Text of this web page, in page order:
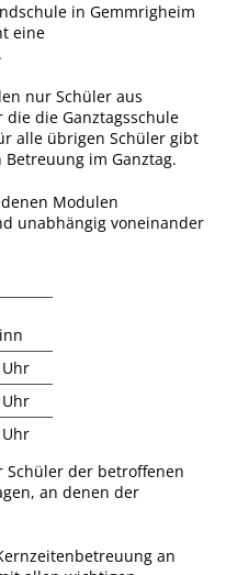
im Rathaus
in Gemmrigheim
eine
nur Schüler aus
die Ganztagsschule
alle übrigen Schüler gibt
im Ganztag.
Modulen
unabhängig voneinander
der betroffenen
an denen der
an